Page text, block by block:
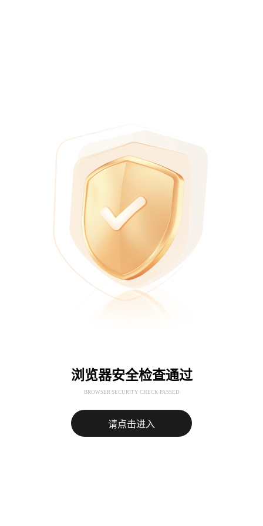
浏览器安全检查通过
BROWSER SECURITY CHECK PASSED
请点击进入